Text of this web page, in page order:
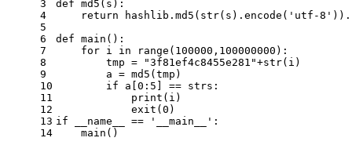
3
4
5
6
7
8
9
10
11
12
13
14
def md5(s):
return hashlib.md5(str(s).encode('utf-
def main():
    for i in range(100000,100000000):
    	tmp = "3f81ef4c8455e281"+str(i)
        a = md5(tmp)
        if a[0:5] == strs:
            print(i)
            exit(0)
if __name__ == '__main__':
    main()